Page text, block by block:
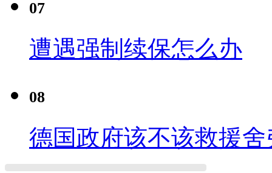
07
遭遇强制续保怎么办
08
德国政府该不该救援舍